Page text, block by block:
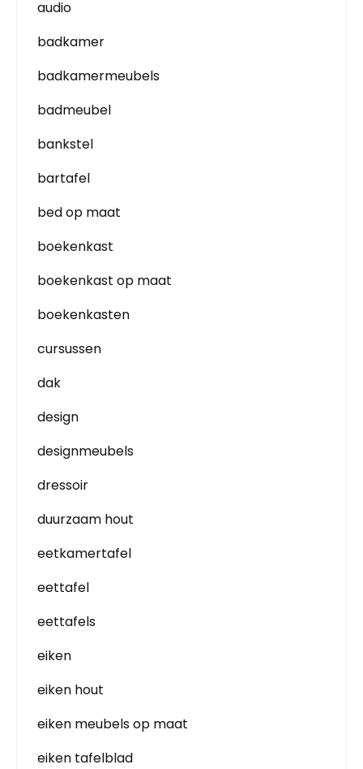
audio
badkamer
badkamermeubels
badmeubel
bankstel
bartafel
bed op maat
boekenkast
boekenkast op maat
boekenkasten
cursussen
dak
design
designmeubels
dressoir
duurzaam hout
eetkamertafel
eettafel
eettafels
eiken
eiken hout
eiken meubels op maat
eiken tafelblad